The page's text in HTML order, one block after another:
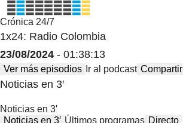
Crónica 24/7
1x24: Radio Colombia
23/08/2024 - 01:38:13
Ver más episodios Ir al podcast Compartir
Noticias en 3′
Noticias en 3′
Noticias en 3′ Últimos programas Directo